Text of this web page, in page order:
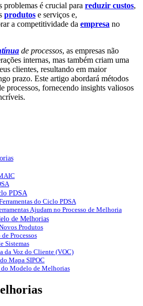
problemas é crucial para reduzir custos,
produtos e serviços e,
a competitividade da empresa no
de processos, as empresas não
internas, mas também criam uma
clientes, resultando em maior
prazo. Este artigo abordará métodos
processos, fornecendo insights valiosos
PDSA
do Ciclo PDSA
Ajudam no Processo de Melhoria
de Melhorias
Produtos
Processos
Sistemas
da Voz do Cliente (VOC)
Mapa SIPOC
Modelo de Melhorias